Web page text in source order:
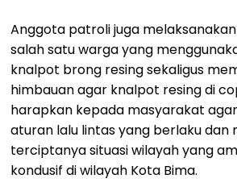
Anggota patroli juga
salah satu warga yang
knalpot brong resing sekaligus
himbauan agar knalpot resing di
harapkan kepada masyarakat
aturan lalu lintas yang berlaku dan
terciptanya situasi wilayah yang
kondusif di wilayah Kota Bima.